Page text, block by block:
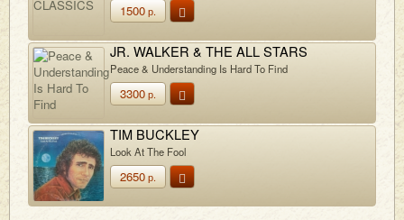
1500р.
JR. WALKER & THE ALL STARS
Peace & Understanding Is Hard To Find
3300р.
TIM BUCKLEY
Look At The Fool
2650р.